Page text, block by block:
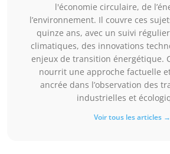
l'économie circulaire, de
l’environnement. Il couvre ces
quinze ans, avec un suivi
climatiques, des innovations
enjeux de transition énergétique.
nourrit une approche factuelle
ancrée dans l’observation des
industrielles et
Voir tous les articles →